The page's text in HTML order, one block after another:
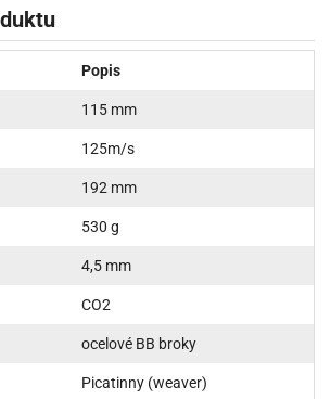
Popis
115 mm
125m/s
192 mm
530 g
4,5 mm
CO2
ocelové BB broky
Picatinny (weaver)